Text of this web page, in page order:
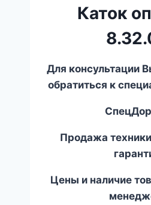
Каток
Для консультации
обратиться к
Продажа
Цены и наличие